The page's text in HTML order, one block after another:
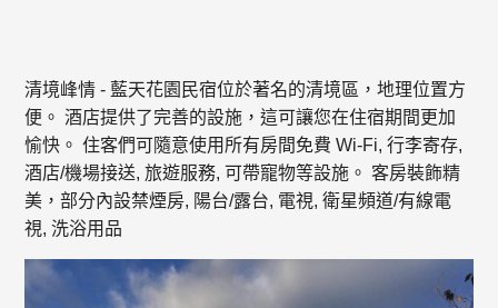
清境峰情 - 藍天花園民宿位於著名的清境區，地理位置方
便。 酒店提供了完善的設施，這可讓您在住宿期間更加
愉快。 住客們可隨意使用所有房間免費 Wi-Fi, 行李寄存,
酒店/機場接送, 旅遊服務, 可帶寵物等設施。 客房裝飾精
美，部分內設禁煙房, 陽台/露台, 電視, 衛星頻道/有線電
視, 洗浴用品